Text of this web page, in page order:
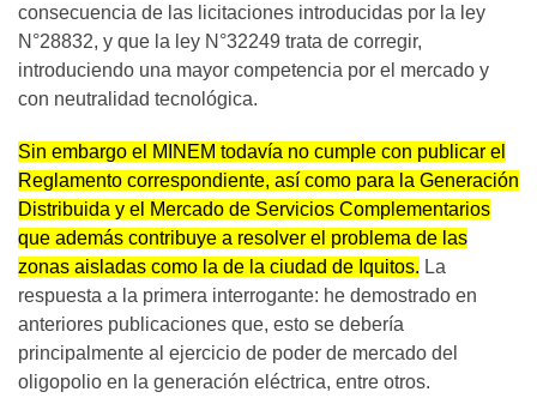
consecuencia de las licitaciones introducidas por la ley
N°28832, y que la ley N°32249 trata de corregir,
introduciendo una mayor competencia por el mercado y
con neutralidad tecnológica.
Sin embargo el MINEM todavía no cumple con publicar el
Reglamento correspondiente, así como para la Generación
Distribuida y el Mercado de Servicios Complementarios
que además contribuye a resolver el problema de las
zonas aisladas como la de la ciudad de Iquitos. La
respuesta a la primera interrogante: he demostrado en
anteriores publicaciones que, esto se debería
principalmente al ejercicio de poder de mercado del
oligopolio en la generación eléctrica, entre otros.